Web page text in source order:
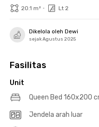
20.1 m² • Lt 2
Dikelola oleh Dewi
sejak Agustus 2025
Fasilitas
Unit
Queen Bed 160x200
Jendela arah luar